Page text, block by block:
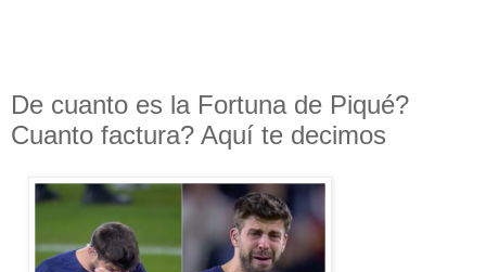
De cuanto es la Fortuna de Piqué?
Cuanto factura? Aquí te decimos